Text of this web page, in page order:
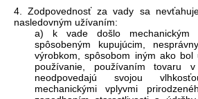
4. Zodpovednosť za vady sa
nasledovným užívaním:
a) k vade došlo mechanickým
spôsobeným kupujúcim,
výrobkom, spôsobom iným ako
používanie, používaním tovaru
neodpovedajú svojou
mechanickými vplyvmi